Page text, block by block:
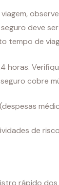
deve
tempo de
horas.
cobre
de
rápido